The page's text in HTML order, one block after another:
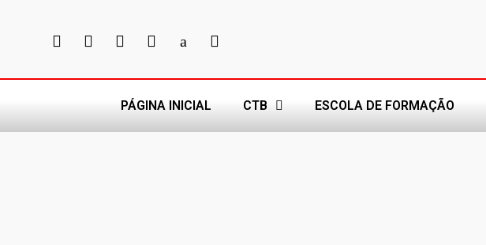
PÁGINA INICIAL CTB ESCOLA DE FORMAÇÃO